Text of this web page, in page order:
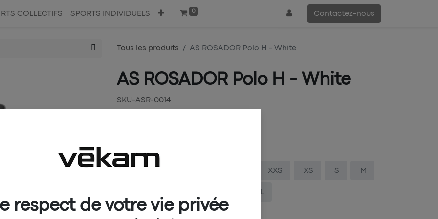
COLLECTIFS SPORTS INDIVIDUELS 0 Contactez-nous
Tous les produits AS ROSADOR Polo H - White
AS ROSADOR Polo H - White
SKU-ASR-0014
TAILLE
XXS XS S M
4XL
respect de votre vie privée